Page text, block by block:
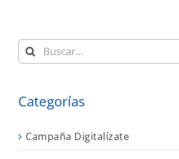
Buscar:
Categorías
Campaña Digitalízate